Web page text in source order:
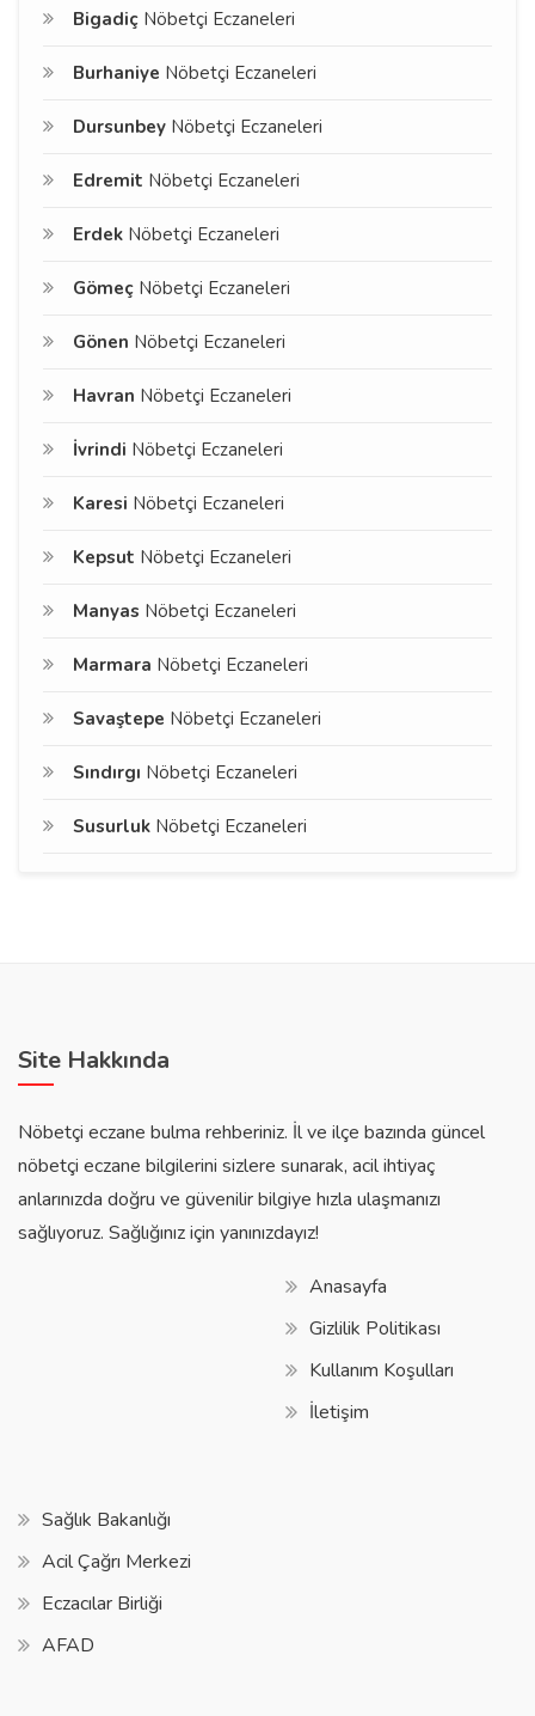
Bigadiç Nöbetçi Eczaneleri
Burhaniye Nöbetçi Eczaneleri
Dursunbey Nöbetçi Eczaneleri
Edremit Nöbetçi Eczaneleri
Erdek Nöbetçi Eczaneleri
Gömeç Nöbetçi Eczaneleri
Gönen Nöbetçi Eczaneleri
Havran Nöbetçi Eczaneleri
İvrindi Nöbetçi Eczaneleri
Karesi Nöbetçi Eczaneleri
Kepsut Nöbetçi Eczaneleri
Manyas Nöbetçi Eczaneleri
Marmara Nöbetçi Eczaneleri
Savaştepe Nöbetçi Eczaneleri
Sındırgı Nöbetçi Eczaneleri
Susurluk Nöbetçi Eczaneleri
Site Hakkında
Nöbetçi eczane bulma rehberiniz. İl ve ilçe bazında güncel
nöbetçi eczane bilgilerini sizlere sunarak, acil ihtiyaç
anlarınızda doğru ve güvenilir bilgiye hızla ulaşmanızı
sağlıyoruz. Sağlığınız için yanınızdayız!
Anasayfa
Gizlilik Politikası
Kullanım Koşulları
İletişim
Sağlık Bakanlığı
Acil Çağrı Merkezi
Eczacılar Birliği
AFAD